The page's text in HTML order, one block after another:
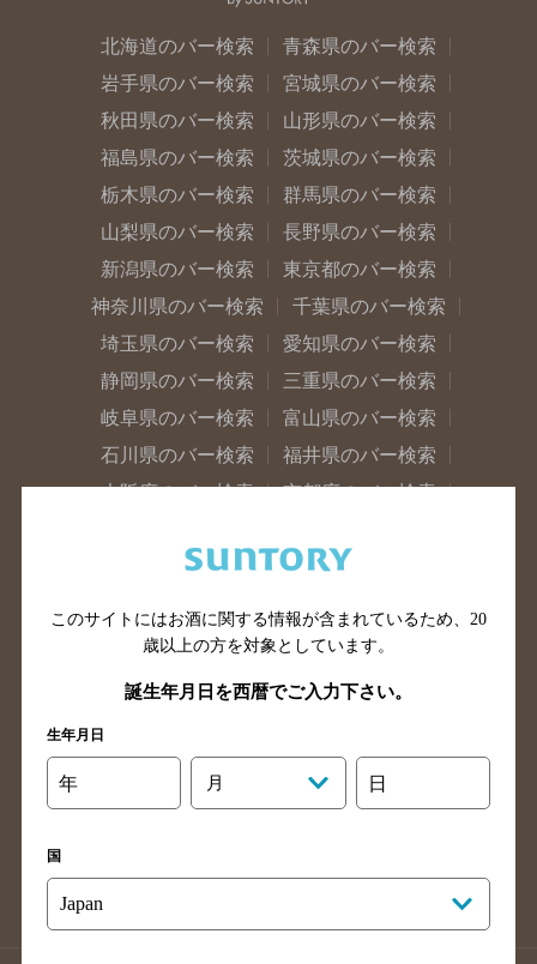
北海道のバー検索
青森県のバー検索
岩手県のバー検索
宮城県のバー検索
秋田県のバー検索
山形県のバー検索
福島県のバー検索
茨城県のバー検索
栃木県のバー検索
群馬県のバー検索
山梨県のバー検索
長野県のバー検索
新潟県のバー検索
東京都のバー検索
神奈川県のバー検索
千葉県のバー検索
埼玉県のバー検索
愛知県のバー検索
静岡県のバー検索
三重県のバー検索
岐阜県のバー検索
富山県のバー検索
石川県のバー検索
福井県のバー検索
大阪府のバー検索
京都府のバー検索
滋賀県のバー検索
和歌山県のバー検索
山口県のバー検索
鳥取県のバー検索
島根県のバー検索
徳島県のバー検索
高知県のバー検索
福岡県のバー検索
長崎県のバー検索
佐賀県のバー検索
このサイトにはお酒に関する情報が含まれているため、 20
歳以上の方を対象としています。
誕生年月日を西暦でご入力下さい。
生年月日
年 月 日
国